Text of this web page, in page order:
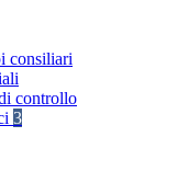
consiliari
controllo
3